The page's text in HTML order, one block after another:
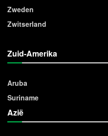
Zweden
Zwitserland
Zuid-Amerika
Aruba
Suriname
Azië